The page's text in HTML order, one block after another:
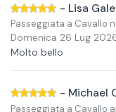
- Lisa
Passeggiata a Cavallo
Domenica 26 Lug
Molto bello
- Michael
Passeggiata a Cavallo